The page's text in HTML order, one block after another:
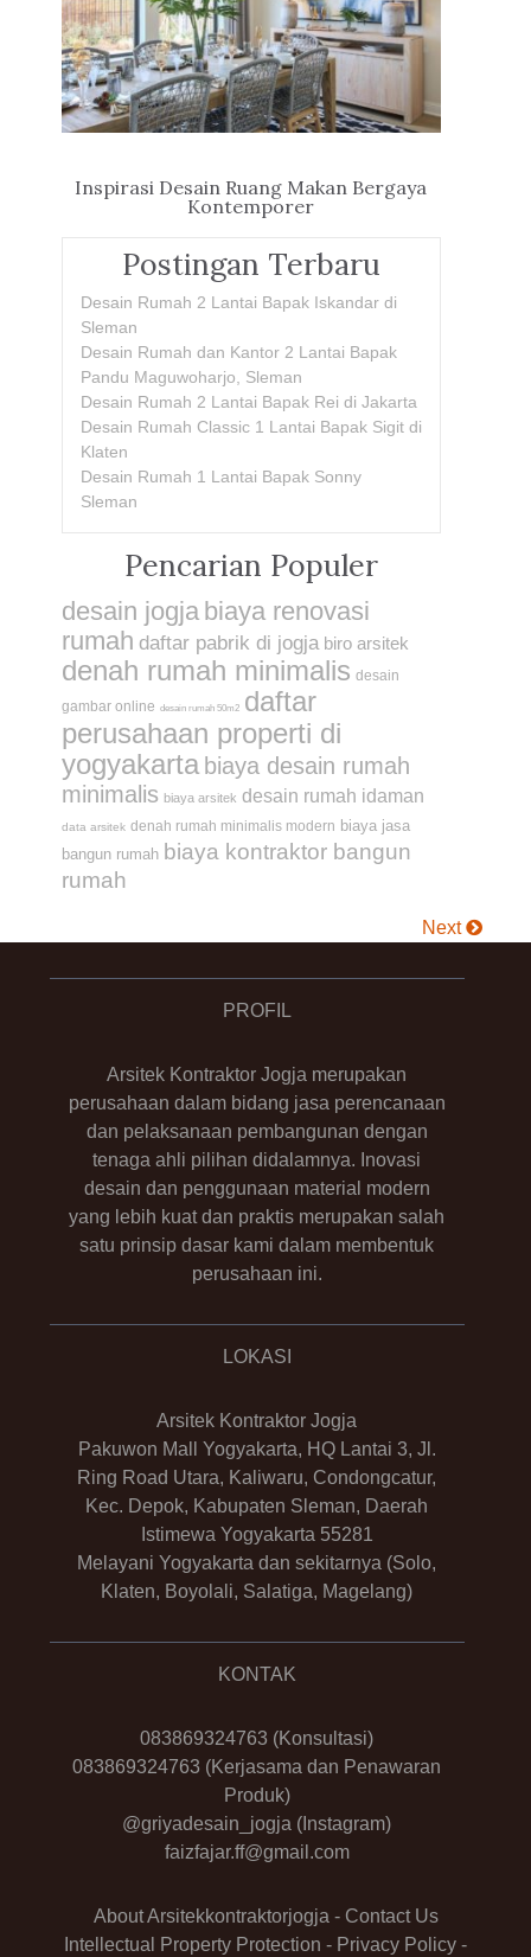
Inspirasi Desain Ruang Makan Bergaya
Kontemporer
Postingan Terbaru
Desain Rumah 2 Lantai Bapak Iskandar di
Sleman
Desain Rumah dan Kantor 2 Lantai Bapak
Pandu Maguwoharjo, Sleman
Desain Rumah 2 Lantai Bapak Rei di Jakarta
Desain Rumah Classic 1 Lantai Bapak Sigit di
Klaten
Desain Rumah 1 Lantai Bapak Sonny
Sleman
Pencarian Populer
desain jogja biaya renovasi
rumah daftar pabrik di jogja biro arsitek
denah rumah minimalis desain
gambar online desain rumah 50m2
daftar
perusahaan properti di
yogyakarta biaya desain rumah
minimalis biaya arsitek desain rumah idaman
data arsitek denah rumah minimalis modern biaya jasa
bangun rumah biaya kontraktor bangun
rumah
Next
PROFIL
Arsitek Kontraktor Jogja merupakan
perusahaan dalam bidang jasa perencanaan
dan pelaksanaan pembangunan dengan
tenaga ahli pilihan didalamnya. Inovasi
desain dan penggunaan material modern
yang lebih kuat dan praktis merupakan salah
satu prinsip dasar kami dalam membentuk
perusahaan ini.
LOKASI
Arsitek Kontraktor Jogja
Pakuwon Mall Yogyakarta, HQ Lantai 3, Jl.
Ring Road Utara, Kaliwaru, Condongcatur,
Kec. Depok, Kabupaten Sleman, Daerah
Istimewa Yogyakarta 55281
Melayani Yogyakarta dan sekitarnya (Solo,
Klaten, Boyolali, Salatiga, Magelang)
KONTAK
083869324763 (Konsultasi)
083869324763 (Kerjasama dan Penawaran
Produk)
@griyadesain_jogja (Instagram)
faizfajar.ff@gmail.com
About Arsitekkontraktorjogja - Contact Us
Intellectual Property Protection - Privacy Policy -